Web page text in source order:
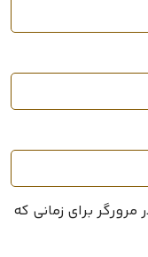
برای زمانی که